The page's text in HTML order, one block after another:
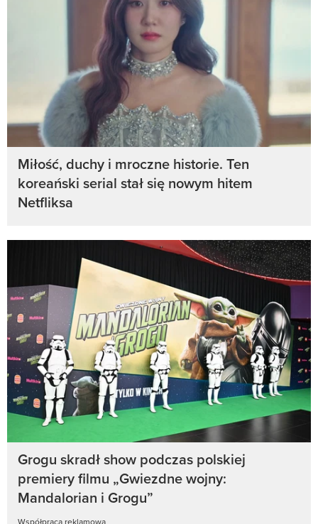
Miłość, duchy i mroczne historie. Ten
koreański serial stał się nowym hitem
Netfliksa
Grogu skradł show podczas polskiej
premiery filmu „Gwiezdne wojny:
Mandalorian i Grogu”